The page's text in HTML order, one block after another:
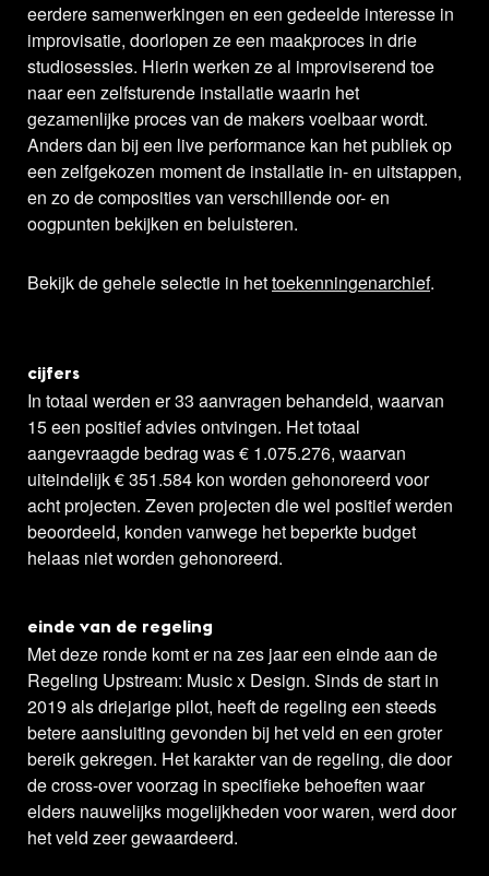
eerdere samenwerkingen en een gedeelde interesse in
improvisatie, doorlopen ze een maakproces in drie
studiosessies. Hierin werken ze al improviserend toe
naar een zelfsturende installatie waarin het
gezamenlijke proces van de makers voelbaar wordt.
Anders dan bij een live performance kan het publiek op
een zelfgekozen moment de installatie in- en uitstappen,
en zo de composities van verschillende oor- en
oogpunten bekijken en beluisteren.
Bekijk de gehele selectie in hettoekenningenarchief.
cijfers
In totaal werden er 33 aanvragen behandeld, waarvan
15 een positief advies ontvingen. Het totaal
aangevraagde bedrag was € 1.075.276, waarvan
uiteindelijk € 351.584 kon worden gehonoreerd voor
acht projecten. Zeven projecten die wel positief werden
beoordeeld, konden vanwege het beperkte budget
helaas niet worden gehonoreerd.
einde van de regeling
Met deze ronde komt er na zes jaar een einde aan de
Regeling Upstream: Music x Design. Sinds de start in
2019 als driejarige pilot, heeft de regeling een steeds
betere aansluiting gevonden bij het veld en een groter
bereik gekregen. Het karakter van de regeling, die door
de cross-over voorzag in specifieke behoeften waar
elders nauwelijks mogelijkheden voor waren, werd door
het veld zeer gewaardeerd.